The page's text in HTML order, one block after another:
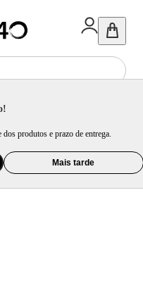
produtos e prazo de entrega.
Mais tarde